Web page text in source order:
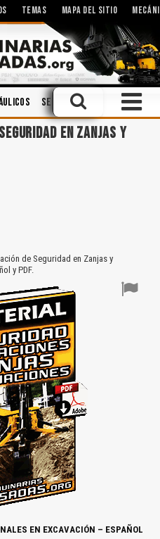
TEMAS MAPA DEL SITIO
Seguridad Industrial
EN ZANJAS Y
de Seguridad en Zanjas y
y PDF.
EN EXCAVACIÓN – ESPAÑOL